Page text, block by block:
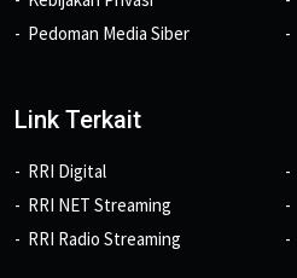
Pedoman Media Siber
Link Terkait
RRI Digital
RRI NET Streaming
RRI Radio Streaming